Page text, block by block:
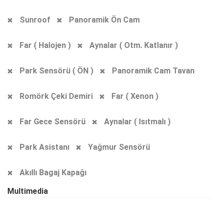
Sunroof Panoramik Ön Cam
Far ( Halojen ) Aynalar ( Otm. Katlanır )
Park Sensörü ( ÖN ) Panoramik Cam Tavan
Romörk Çeki Demiri Far ( Xenon )
Far Gece Sensörü Aynalar ( Isıtmalı )
Park Asistanı Yağmur Sensörü
Akıllı Bagaj Kapağı
Multimedia